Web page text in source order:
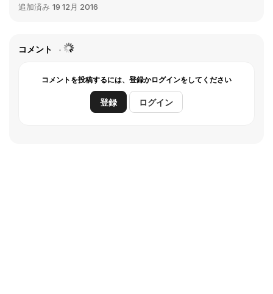
追加済み 19 12月 2016
コメント
コメントを投稿するには、登録かログインをしてください
登録 ログイン